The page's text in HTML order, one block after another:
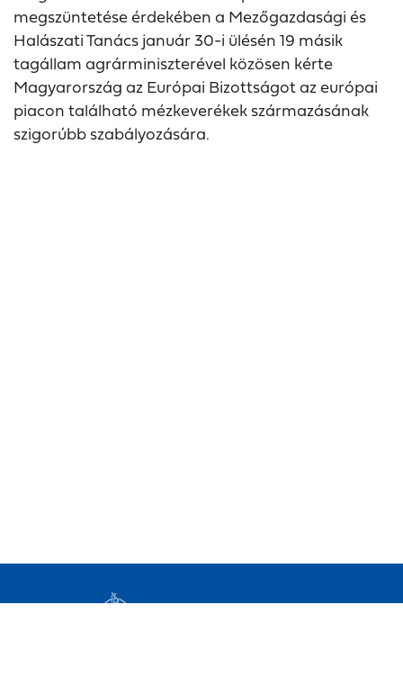
megszüntetése érdekében a Mezőgazdasági és
Halászati Tanács január 30-i ülésén 19 másik
tagállam agrárminiszterével közösen kérte
Magyarország az Európai Bizottságot az európai
piacon található mézkeverékek származásának
szigorúbb szabályozására.